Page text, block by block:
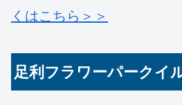
くはこちら＞＞
足利フラワーパークイ